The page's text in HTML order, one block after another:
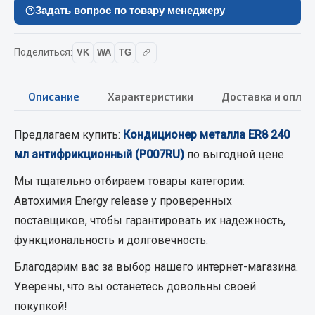
Вымпела
Охладжающие жидкости
Технические жидкости
Болты
Гайки
Задать вопрос по товару менеджеру
Поделиться: VK WA TG
Описание Характеристики Доставка и
Предлагаем купить: Кондиционер металла ER8 240
мл антифрикционный (P007RU) по выгодной цене.
Мы тщательно отбираем товары категории:
Автохимия Energy release у проверенных
поставщиков, чтобы гарантировать их надежность,
функциональность и долговечность.
Благодарим вас за выбор нашего интернет-магазина.
Уверены, что вы останетесь довольны своей
покупкой!